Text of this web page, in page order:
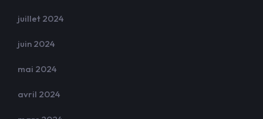
juillet 2024
juin 2024
mai 2024
avril 2024